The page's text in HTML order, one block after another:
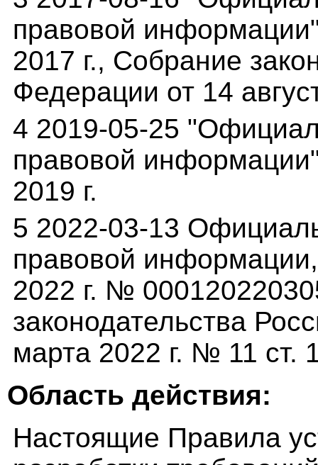
правовой
2017 г., Собрание
Федерации от 14
4 2019-05-25
правовой
2019 г.
5 2022-03-13
правовой
2022 г. №
законодательства
марта 2022 г. № 11 ст.
Область действия:
Настоящие Правила